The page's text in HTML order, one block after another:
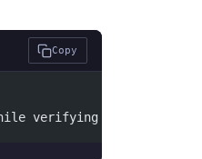
Copy
verifying if user